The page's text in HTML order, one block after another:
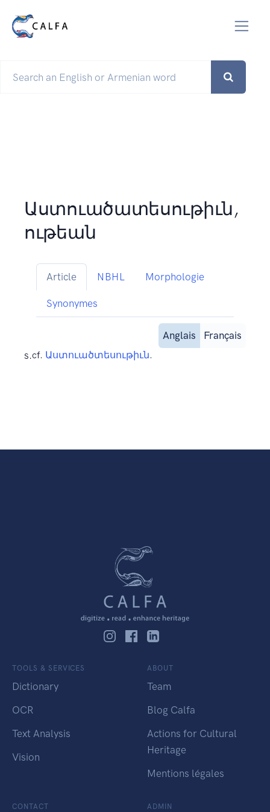
Աստուածատեսութիւն,
ութեան
Article NBHL Morphologie
Synonymes
Anglais
Français
s.cf. Աստուածտեսութիւն.
TOOLS & SERVICES
Dictionary
OCR
Text Analysis
Vision
ABOUT
Team
Blog Calfa
Actions for Cultural
Heritage
Mentions légales
CONTACT ADMIN